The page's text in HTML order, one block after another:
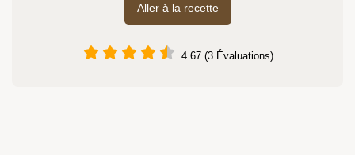
Aller à la recette
4.67 (3 Évaluations)